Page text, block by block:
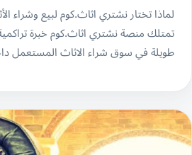
لماذا تختار نشتري اثاث.كوم لبيع وشراء
تمتلك منصة نشتري اثاث.كوم خبرة
طويلة في سوق شراء الاثاث المستعمل